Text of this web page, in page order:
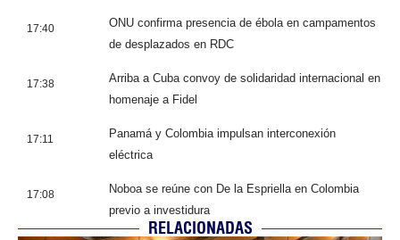
17:40
ONU confirma presencia de ébola en campamentos
de desplazados en RDC
17:38
Arriba a Cuba convoy de solidaridad internacional en
homenaje a Fidel
17:11
Panamá y Colombia impulsan interconexión
eléctrica
17:08
Noboa se reúne con De la Espriella en Colombia
previo a investidura
RELACIONADAS